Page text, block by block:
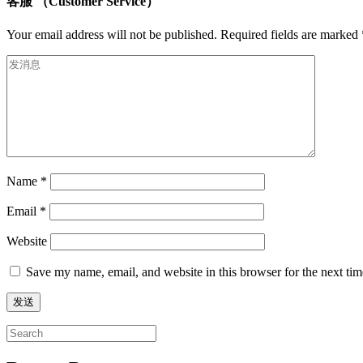
Your email address will not be published. Required fields are marked
Name *
Email *
Website
Save my name, email, and website in this browser for the next
Search
for: